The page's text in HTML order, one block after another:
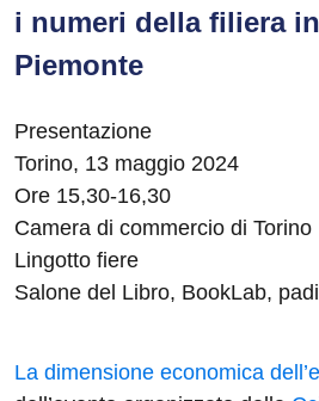
i numeri della filiera
Piemonte
Presentazione
Torino, 13 maggio 2024
Ore 15,30-16,30
Camera di commercio di Torino
Lingotto fiere
Salone del Libro, BookLab,
La dimensione economica